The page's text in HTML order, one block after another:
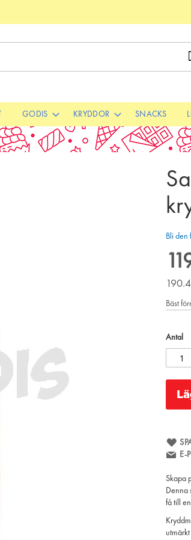
GODIS KRYDDOR SNACKS
Bli den
Bäst
Antal
E-
Skapa
Denna
få till